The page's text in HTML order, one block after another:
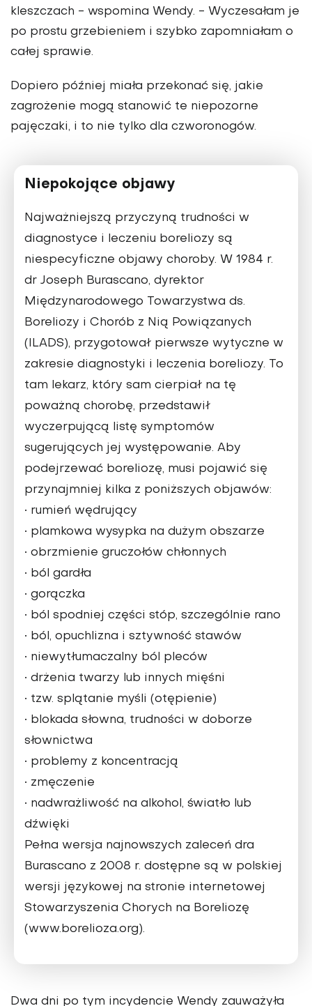
kleszczach - wspomina Wendy. - Wyczesałam je
po prostu grzebieniem i szybko zapomniałam o
całej sprawie.
Dopiero później miała przekonać się, jakie
zagrożenie mogą stanowić te niepozorne
pajęczaki, i to nie tylko dla czworonogów.
Niepokojące objawy
Najważniejszą przyczyną trudności w
diagnostyce i leczeniu boreliozy są
niespecyficzne objawy choroby. W 1984 r.
dr Joseph Burascano, dyrektor
Międzynarodowego Towarzystwa ds.
Boreliozy i Chorób z Nią Powiązanych
(ILADS), przygotował pierwsze wytyczne w
zakresie diagnostyki i leczenia boreliozy. To
tam lekarz, który sam cierpiał na tę
poważną chorobę, przedstawił
wyczerpującą listę symptomów
sugerujących jej występowanie. Aby
podejrzewać boreliozę, musi pojawić się
przynajmniej kilka z poniższych objawów:
• rumień wędrujący
• plamkowa wysypka na dużym obszarze
• obrzmienie gruczołów chłonnych
• ból gardła
• gorączka
• ból spodniej części stóp, szczególnie rano
• ból, opuchlizna i sztywność stawów
• niewytłumaczalny ból pleców
• drżenia twarzy lub innych mięśni
• tzw. splątanie myśli (otępienie)
• blokada słowna, trudności w doborze
słownictwa
• problemy z koncentracją
• zmęczenie
• nadwrażliwość na alkohol, światło lub
dźwięki
Pełna wersja najnowszych zaleceń dra
Burascano z 2008 r. dostępne są w polskiej
wersji językowej na stronie internetowej
Stowarzyszenia Chorych na Boreliozę
(www.borelioza.org).
Dwa dni po tym incydencie Wendy zauważyła